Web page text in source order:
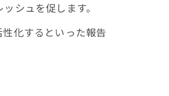
シュを促します。
化するといった報告